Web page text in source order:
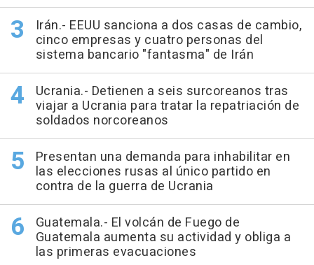
Irán.- EEUU sanciona a dos casas de cambio,
cinco empresas y cuatro personas del
sistema bancario "fantasma" de Irán
Ucrania.- Detienen a seis surcoreanos tras
viajar a Ucrania para tratar la repatriación de
soldados norcoreanos
Presentan una demanda para inhabilitar en
las elecciones rusas al único partido en
contra de la guerra de Ucrania
Guatemala.- El volcán de Fuego de
Guatemala aumenta su actividad y obliga a
las primeras evacuaciones